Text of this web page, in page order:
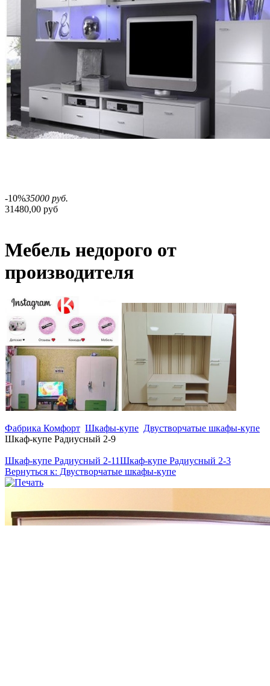
-10%35000 руб.
31480,00 руб
Мебель недорого от
производителя
Фабрика Комфорт Шкафы-купе Двустворчатые шкафы-купе
Шкаф-купе Радиусный 2-9
Шкаф-купе Радиусный 2-11Шкаф-купе Радиусный 2-3
Вернуться к: Двустворчатые шкафы-купе